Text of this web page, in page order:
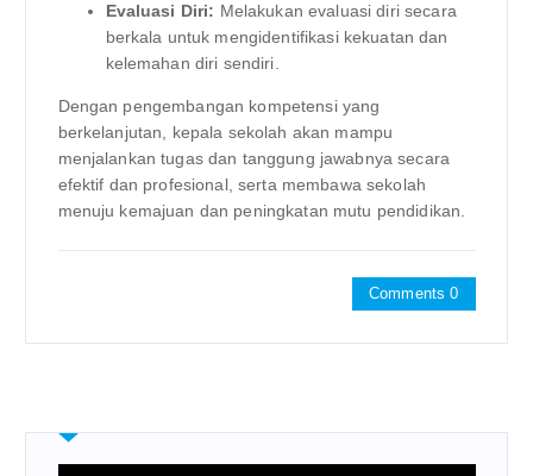
Evaluasi Diri: Melakukan evaluasi diri secara
berkala untuk mengidentifikasi kekuatan dan
kelemahan diri sendiri.
Dengan pengembangan kompetensi yang
berkelanjutan, kepala sekolah akan mampu
menjalankan tugas dan tanggung jawabnya secara
efektif dan profesional, serta membawa sekolah
menuju kemajuan dan peningkatan mutu pendidikan.
Comments 0